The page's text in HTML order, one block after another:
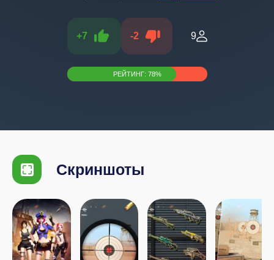
+7 -2 9
РЕЙТИНГ: 78%
Скриншоты